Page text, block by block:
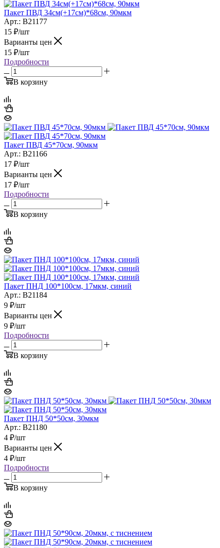
Пакет ПВД 34см(+17см)*68см, 90мкм
Арт.: B21177
15 ₽/шт
Варианты цен
15 ₽/шт
Подробности
В корзину
Пакет ПВД 45*70см, 90мкм
Арт.: B21166
17 ₽/шт
Варианты цен
17 ₽/шт
Подробности
В корзину
Пакет ПНД 100*100см, 17мкм, синий
Арт.: B21184
9 ₽/шт
Варианты цен
9 ₽/шт
Подробности
В корзину
Пакет ПНД 50*50см, 30мкм
Арт.: B21180
4 ₽/шт
Варианты цен
4 ₽/шт
Подробности
В корзину